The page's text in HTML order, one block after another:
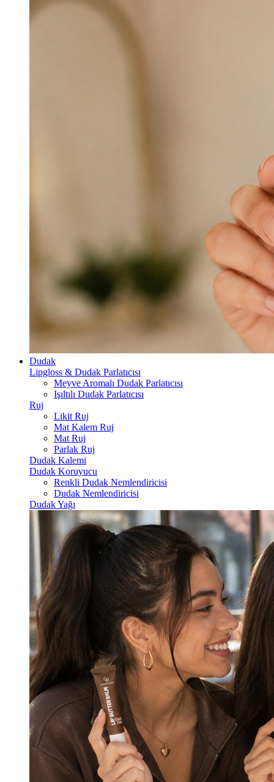
Dudak
Lipgloss & Dudak Parlatıcısı
Meyve Aromalı Dudak Parlatıcısı
Işıltılı Dudak Parlatıcısı
Ruj
Likit Ruj
Mat Kalem Ruj
Mat Ruj
Parlak Ruj
Dudak Kalemi
Dudak Koruyucu
Renkli Dudak Nemlendiricisi
Dudak Nemlendiricisi
Dudak Yağı